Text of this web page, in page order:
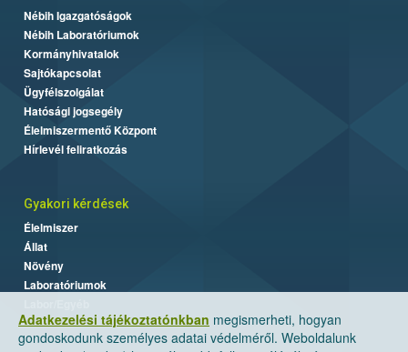
Adatkezelési tájékoztatónkban megismerheti, hogyan
gondoskodunk személyes adatai védelméről. Weboldalunk
Nébih Igazgatóságok
Nébih Laboratóriumok
Kormányhivatalok
Sajtókapcsolat
Ügyfélszolgálat
Hatósági jogsegély
Élelmiszermentő Központ
Hírlevél feliratkozás
Gyakori kérdések
Élelmiszer
Állat
Növény
Laboratóriumok